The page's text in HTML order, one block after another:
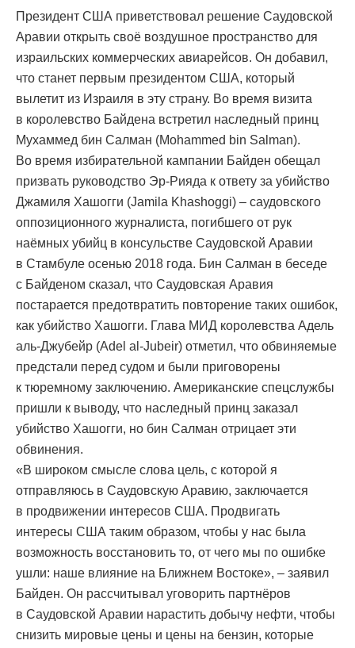
Президент США приветствовал решение Саудовской
Аравии открыть своё воздушное пространство для
израильских коммерческих авиарейсов. Он добавил,
что станет первым президентом США, который
вылетит из Израиля в эту страну. Во время визита
в королевство Байдена встретил наследный принц
Мухаммед бин Салман (Mohammed bin Salman).
Во время избирательной кампании Байден обещал
призвать руководство Эр-Рияда к ответу за убийство
Джамиля Хашогги (Jamila Khashoggi) – саудовского
оппозиционного журналиста, погибшего от рук
наёмных убийц в консульстве Саудовской Аравии
в Стамбуле осенью 2018 года. Бин Салман в беседе
с Байденом сказал, что Саудовская Аравия
постарается предотвратить повторение таких ошибок,
как убийство Хашогги. Глава МИД королевства Адель
аль-Джубейр (Adel al-Jubeir) отметил, что обвиняемые
предстали перед судом и были приговорены
к тюремному заключению. Американские спецслужбы
пришли к выводу, что наследный принц заказал
убийство Хашогги, но бин Салман отрицает эти
обвинения.
«В широком смысле слова цель, с которой я
отправляюсь в Саудовскую Аравию, заключается
в продвижении интересов США. Продвигать
интересы США таким образом, чтобы у нас была
возможность восстановить то, от чего мы по ошибке
ушли: наше влияние на Ближнем Востоке», – заявил
Байден. Он рассчитывал уговорить партнёров
в Саудовской Аравии нарастить добычу нефти, чтобы
снизить мировые цены и цены на бензин, которые